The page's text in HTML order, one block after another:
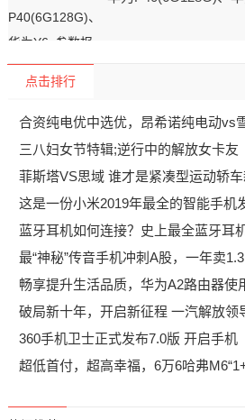
点击排行
合资纯电优中选优，昂希诺纯电动vs
三八妇女节特辑;逆行中的解放女卡友
菲斯塔VS思域 谁才是紧凑型运动轿
这是一份小米2019年最全的智能手机
蓝牙耳机如何连接？史上最全蓝牙耳
最“神秘”传音手机冲刺A股，一年卖1.3
畅享提升生活品质，华为A2路由器使
破局新十年，开启新征程 一汽解放领
360手机卫士正式发布7.0版 开启手机
超低首付，超高幸福，6万6哈弗